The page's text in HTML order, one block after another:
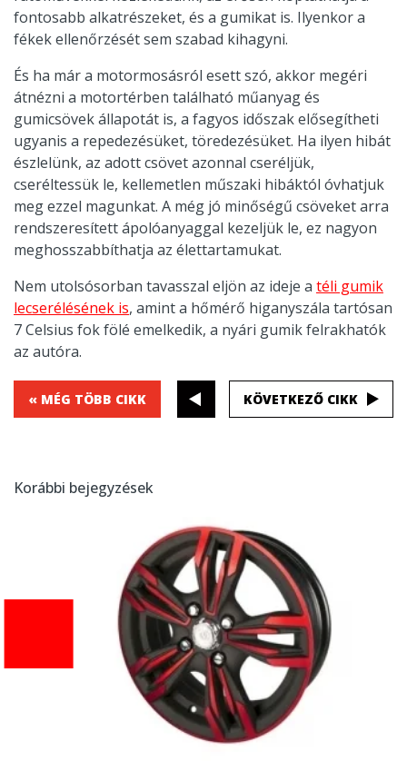
fontosabb alkatrészeket, és a gumikat is. Ilyenkor a
fékek ellenőrzését sem szabad kihagyni.
És ha már a motormosásról esett szó, akkor megéri
átnézni a motortérben található műanyag és
gumicsövek állapotát is, a fagyos időszak elősegítheti
ugyanis a repedezésüket, töredezésüket. Ha ilyen hibát
észlelünk, az adott csövet azonnal cseréljük,
cseréltessük le, kellemetlen műszaki hibáktól óvhatjuk
meg ezzel magunkat. A még jó minőségű csöveket arra
rendszeresített ápolóanyaggal kezeljük le, ez nagyon
meghosszabbíthatja az élettartamukat.
Nem utolsósorban tavasszal eljön az ideje a téli gumik
lecserélésének is, amint a hőmérő higanyszála tartósan
7 Celsius fok fölé emelkedik, a nyári gumik felrakhatók
az autóra.
« MÉG TÖBB CIKK KÖVETKEZŐ CIKK
Korábbi bejegyzések